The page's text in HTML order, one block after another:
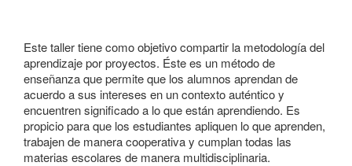
Este taller tiene como objetivo compartir la metodología del
aprendizaje por proyectos. Éste es un método de
enseñanza que permite que los alumnos aprendan de
acuerdo a sus intereses en un contexto auténtico y
encuentren significado a lo que están aprendiendo. Es
propicio para que los estudiantes apliquen lo que aprenden,
trabajen de manera cooperativa y cumplan todas las
materias escolares de manera multidisciplinaria.